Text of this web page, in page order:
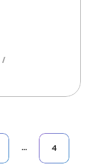
… 4